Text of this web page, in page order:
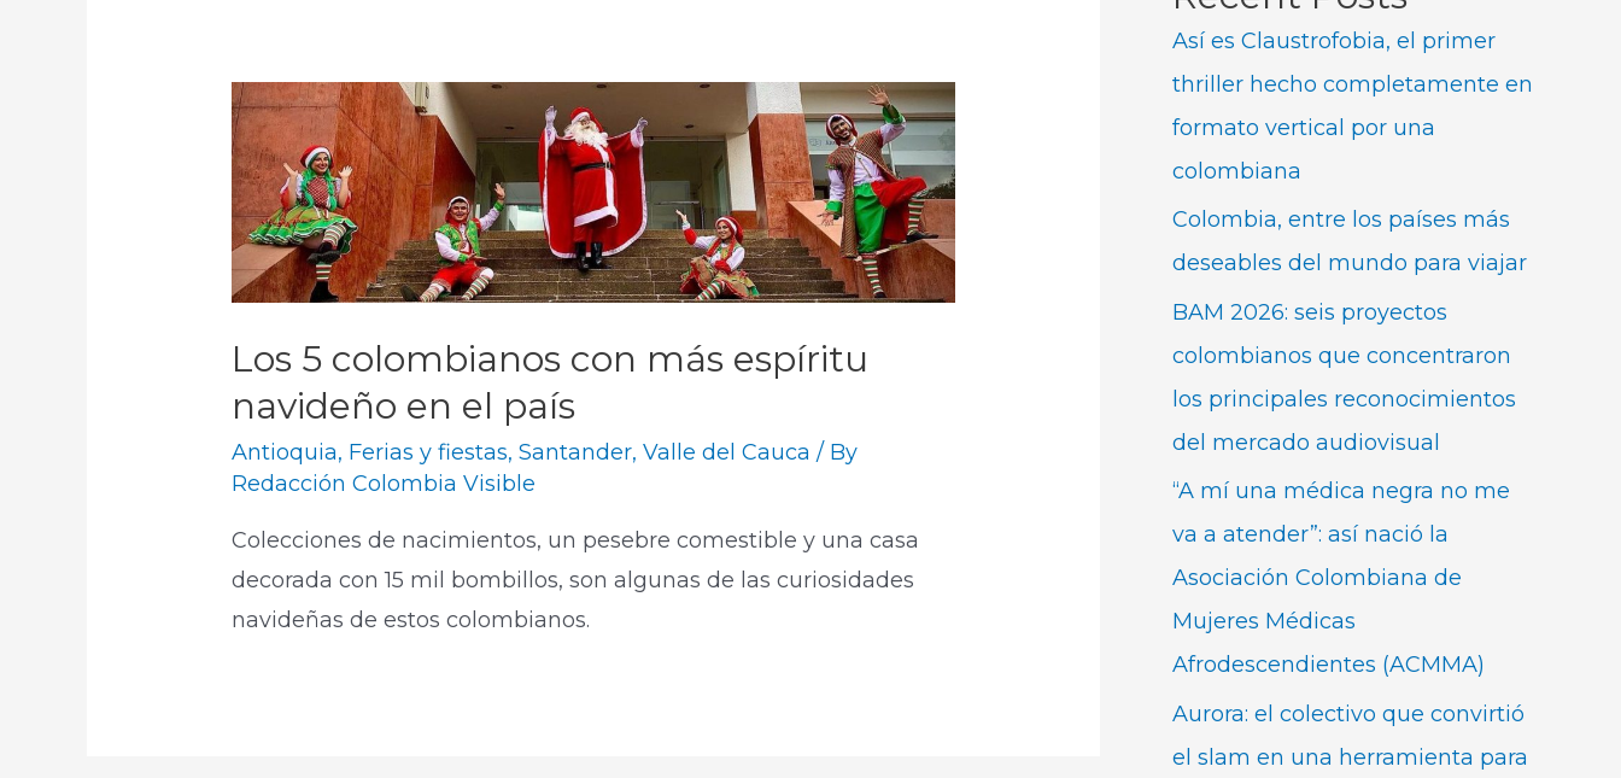
Los 5 colombianos con más espíritu
navideño en el país
Antioquia, Ferias y fiestas,Santander,Valle del Cauca / By
Redacción Colombia Visible
Colecciones de nacimientos, un pesebre comestible y una casa
decorada con 15 mil bombillos, son algunas de las curiosidades
navideñas de estos colombianos.
Así es Claustrofobia, el primer
thriller hecho completamente en
formato vertical por una
colombiana
Colombia, entre los países más
deseables del mundo para viajar
BAM 2026: seis proyectos
colombianos que concentraron
los principales reconocimientos
del mercado audiovisual
“A mí una médica negra no me
va a atender”: así nació la
Asociación Colombiana de
Mujeres Médicas
Afrodescendientes (ACMMA)
Aurora: el colectivo que convirtió
el slam en una herramienta para